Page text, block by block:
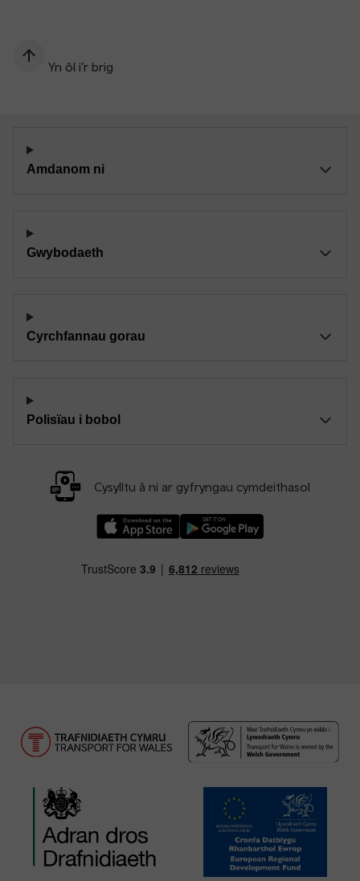
Yn ôl i’r brig
Amdanom ni
Gwybodaeth
Cyrchfannau gorau
Polisïau i bobol
Cysylltu â ni ar gyfryngau cymdeithasol